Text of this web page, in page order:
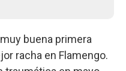
buena primera
racha en Flamengo.